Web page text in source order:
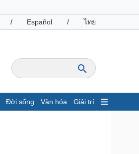
/ Español / ไทย
Đời sống Văn hóa Giải trí